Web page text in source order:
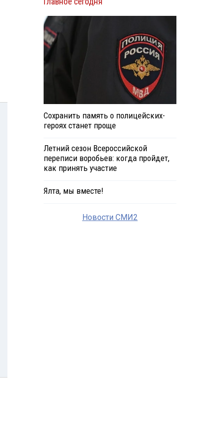
Сохранить память о полицейских-
героях станет проще
Летний сезон Всероссийской
переписи воробьев: когда пройдет,
как принять участие
Ялта, мы вместе!
Новости СМИ2